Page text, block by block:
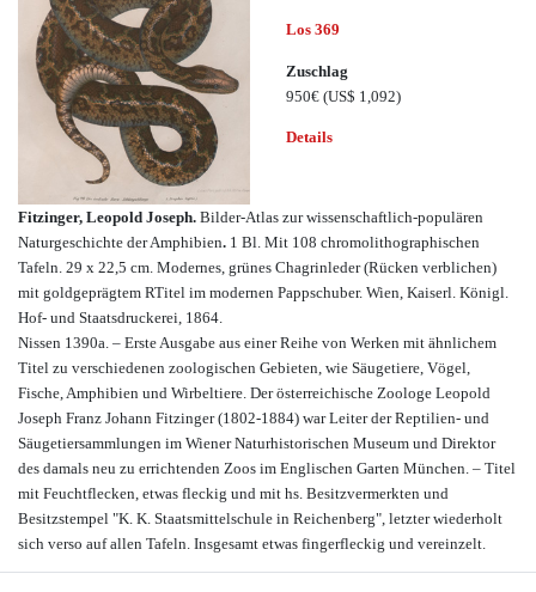
Los 369
Zuschlag
950€ (US$ 1,092)
Details
Fitzinger, Leopold Joseph. Bilder-Atlas zur wissenschaftlich-populären
Naturgeschichte der Amphibien. 1 Bl. Mit 108 chromolithographischen
Tafeln. 29 x 22,5 cm. Modernes, grünes Chagrinleder (Rücken verblichen)
mit goldgeprägtem RTitel im modernen Pappschuber. Wien, Kaiserl. Königl.
Hof- und Staatsdruckerei, 1864.
Nissen 1390a. – Erste Ausgabe aus einer Reihe von Werken mit ähnlichem
Titel zu verschiedenen zoologischen Gebieten, wie Säugetiere, Vögel,
Fische, Amphibien und Wirbeltiere. Der österreichische Zoologe Leopold
Joseph Franz Johann Fitzinger (1802-1884) war Leiter der Reptilien- und
Säugetiersammlungen im Wiener Naturhistorischen Museum und Direktor
des damals neu zu errichtenden Zoos im Englischen Garten München. – Titel
mit Feuchtflecken, etwas fleckig und mit hs. Besitzvermerkten und
Besitzstempel "K. K. Staatsmittelschule in Reichenberg", letzter wiederholt
sich verso auf allen Tafeln. Insgesamt etwas fingerfleckig und vereinzelt.